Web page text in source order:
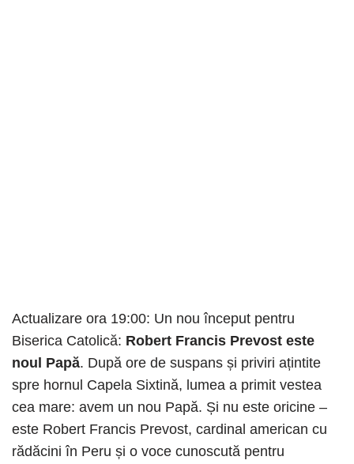
Actualizare ora 19:00: Un nou început pentru
Biserica Catolică: Robert Francis Prevost este
noul Papă. După ore de suspans și priviri ațintite
spre hornul Capela Sixtină, lumea a primit vestea
cea mare: avem un nou Papă. Și nu este oricine –
este Robert Francis Prevost, cardinal american cu
rădăcini în Peru și o voce cunoscută pentru